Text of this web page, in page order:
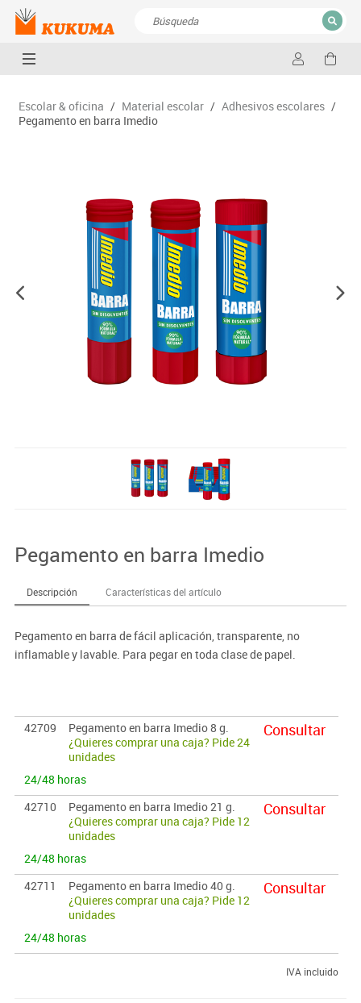
CERRAR
Escolar & oficina / Material escolar / Adhesivos escolares /
Pegamento en barra Imedio
Pegamento en barra Imedio
Descripción Características del artículo
Pegamento en barra de fácil aplicación, transparente, no
inflamable y lavable. Para pegar en toda clase de papel.
42709
Pegamento en barra Imedio 8 g.
¿Quieres comprar una caja? Pide 24
unidades
24/48 horas
Consultar
42710
Pegamento en barra Imedio 21 g.
¿Quieres comprar una caja? Pide 12
unidades
24/48 horas
Consultar
42711
Pegamento en barra Imedio 40 g.
¿Quieres comprar una caja? Pide 12
unidades
24/48 horas
Consultar
IVA incluido